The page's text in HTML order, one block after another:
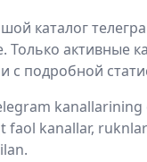
каталог
Только активные
с подробной
faol kanallar,